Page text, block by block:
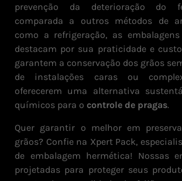
prevenção da deterioração do
comparada a outros métodos de
como a refrigeração, as
destacam por sua praticidade e
garantem a conservação dos grãos
de instalações caras ou
oferecerem uma alternativa
químicos para o controle de pragas.
Quer garantir o melhor em
grãos? Confie na Xpert Pack,
de embalagem hermética! Nossas
projetadas para proteger seus